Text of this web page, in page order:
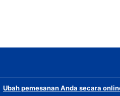
Ubah pemesanan Anda secara